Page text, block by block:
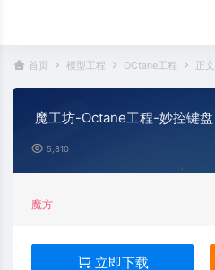
首页 模型工程 OCtane工程 正文
魔工坊-Octane工程-妙控键盘
5,810
魔方
立即下载